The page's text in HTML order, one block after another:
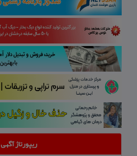
ریپورتاژ آگهی